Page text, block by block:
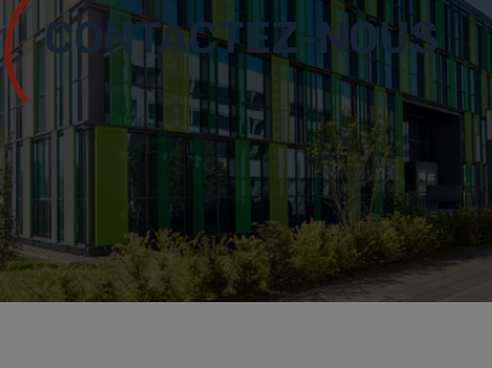
CONTACTEZ-NOUS